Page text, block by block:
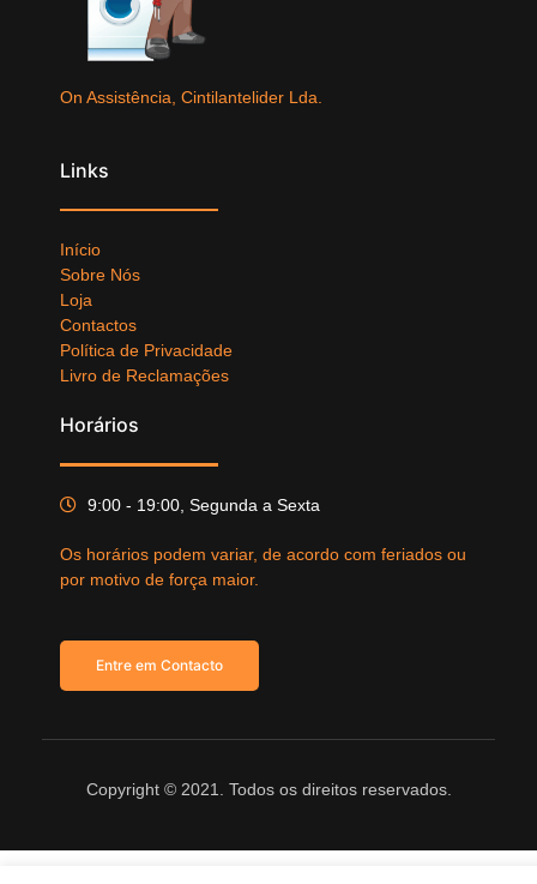
On Assistência, Cintilantelider Lda.
Links
Início
Sobre Nós
Loja
Contactos
Política de Privacidade
Livro de Reclamações
Horários
9:00 - 19:00, Segunda a Sexta
Os horários podem variar, de acordo com feriados ou
por motivo de força maior.
Entre em Contacto
Copyright © 2021. Todos os direitos reservados.